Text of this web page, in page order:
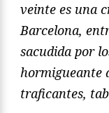
veinte es una
Barcelona,
sacudida por
hormigueante
traficantes,